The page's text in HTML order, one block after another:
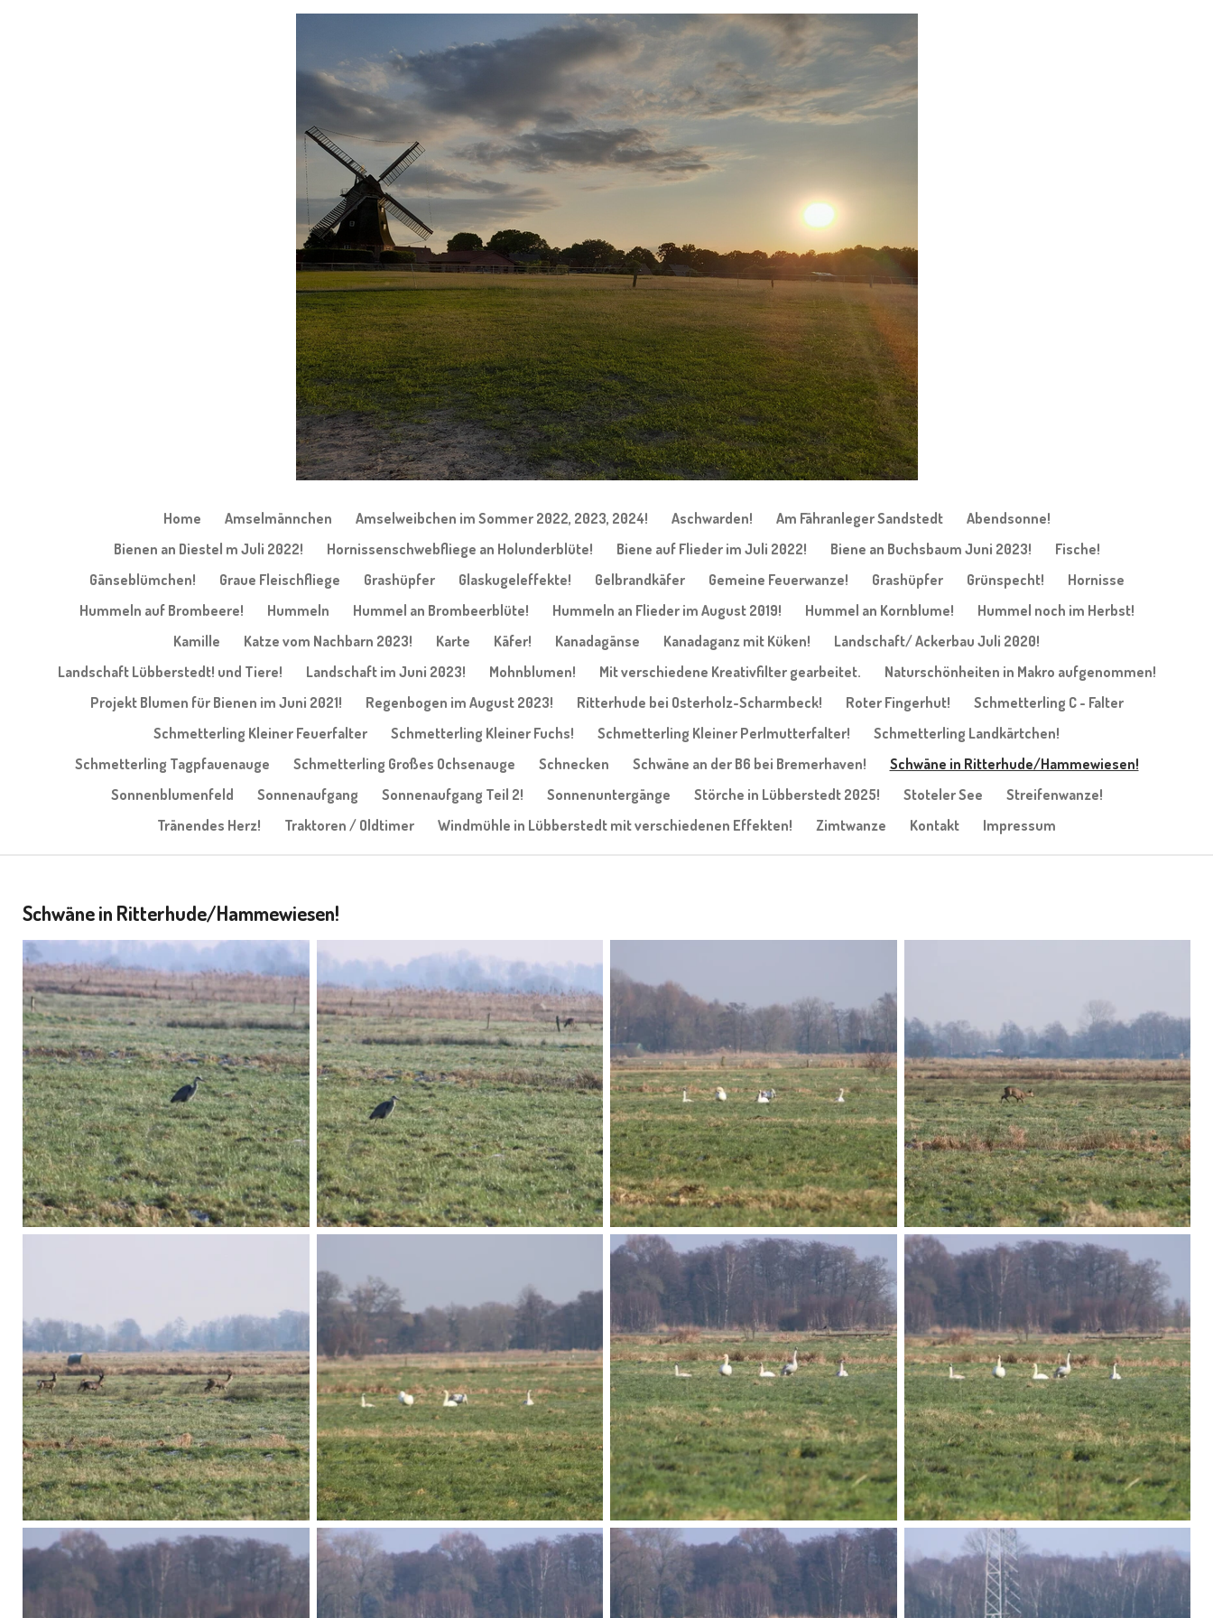
Home Amselmännchen Amselweibchen im Sommer 2022, 2023, 2024! Aschwarden! Am Fähranleger Sandstedt
Abendsonne!
Bienen an Diestel m Juli 2022!
Hornissenschwebfliege an Holunderblüte! Biene auf Flieder im Juli 2022! Biene an Buchsbaum Juni 2023!
Fische!
Gänseblümchen!
Graue Fleischfliege Grashüpfer Glaskugeleffekte! Gelbrandkäfer Gemeine Feuerwanze! Grashüpfer Grünspecht!
Hornisse
Hummeln auf Brombeere!
Hummeln Hummel an Brombeerblüte! Hummeln an Flieder im August 2019! Hummel an Kornblume!
Hummel noch im Herbst!
Kamille
Katze vom Nachbarn 2023! Karte Käfer! Kanadagänse Kanadaganz mit Küken!
Landschaft/ Ackerbau Juli 2020!
Landschaft Lübberstedt! und Tiere!
Landschaft im Juni 2023! Mohnblumen! Mit verschiedene Kreativfilter gearbeitet.
Naturschönheiten in Makro aufgenommen!
Projekt Blumen für Bienen im Juni 2021!
Regenbogen im August 2023! Ritterhude bei Osterholz-Scharmbeck! Roter Fingerhut!
Schmetterling C - Falter
Schmetterling Kleiner Feuerfalter
Schmetterling Kleiner Fuchs! Schmetterling Kleiner Perlmutterfalter!
Schmetterling Landkärtchen!
Schmetterling Tagpfauenauge
Schmetterling Großes Ochsenauge Schnecken Schwäne an der B6 bei Bremerhaven!
Schwäne in Ritterhude/Hammewiesen!
Sonnenblumenfeld
Sonnenaufgang Sonnenaufgang Teil 2! Sonnenuntergänge Störche in Lübberstedt 2025! Stoteler See
Streifenwanze!
Tränendes Herz!
Traktoren / Oldtimer Windmühle in Lübberstedt mit verschiedenen Effekten! Zimtwanze Kontakt Impressum
Schwäne in Ritterhude/Hammewiesen!